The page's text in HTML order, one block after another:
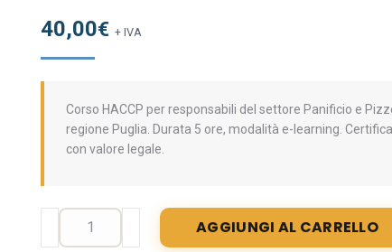
40,00€ + IVA
Corso HACCP per responsabili del settore Panificio e
regione Puglia. Durata 5 ore, modalità e-learning.
con valore legale.
Formazione
AGGIUNGI AL CARRELLO